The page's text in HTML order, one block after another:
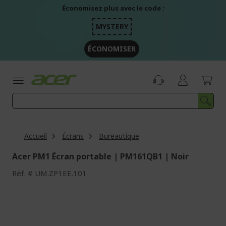
Économisez plus avec le code :
MYSTERY
ÉCONOMISER
Accueil Écrans Bureautique
Acer PM1 Écran portable | PM161QB1 | Noir
Réf. UM.ZP1EE.101